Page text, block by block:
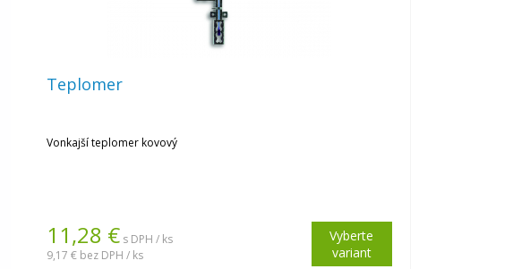
Teplomer
Vonkajší teplomer kovový
11,28 € s DPH / ks
9,17 € bez DPH / ks
Vyberte
variant